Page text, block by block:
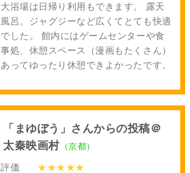
大浴場は日帰り利用もできます。 露天
風呂。ジャグジーなど広くてとても快適
でした。 館内にはゲームセンターや食
事処、休憩スペース（漫画もたくさん）
あってゆったり休憩できよかったです。
「まゆぼう」さんからの投稿＠
太秦映画村（京都）
評価
★★★★★